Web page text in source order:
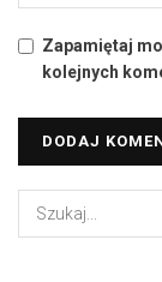
Zapamiętaj
kolejnych